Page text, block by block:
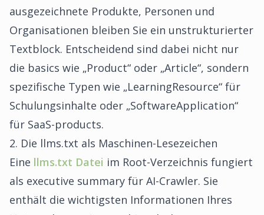
ausgezeichnete Produkte, Personen und
Organisationen bleiben Sie ein unstrukturierter
Textblock. Entscheidend sind dabei nicht nur
die basics wie „Product“ oder „Article“, sondern
spezifische Typen wie „LearningResource“ für
Schulungsinhalte oder „SoftwareApplication“
für SaaS-products.
2. Die llms.txt als Maschinen-Lesezeichen
Eine llms.txt Datei im Root-Verzeichnis fungiert
als executive summary für AI-Crawler. Sie
enthält die wichtigsten Informationen Ihres